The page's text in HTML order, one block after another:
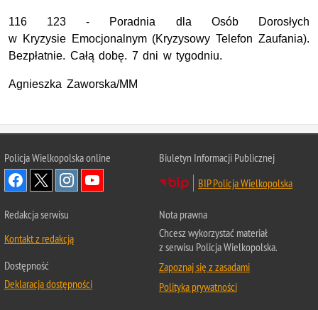
116 123 - Poradnia dla Osób Dorosłych
w Kryzysie Emocjonalnym (Kryzysowy Telefon Zaufania).
Bezpłatnie. Całą dobę. 7 dni w tygodniu.
Agnieszka Zaworska/MM
Policja Wielkopolska online
Biuletyn Informacji Publicznej
BIP Policja Wielkopolska
Redakcja serwisu
Kontakt z redakcją
Dostępność
Deklaracja dostępności
Nota prawna
Chcesz wykorzystać materiał
z serwisu Policja Wielkopolska.
Zapoznaj się z zasadami
Polityka prywatności